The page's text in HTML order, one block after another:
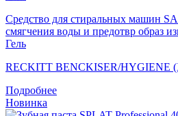
Средство для стиральных машин
смягчения воды и предотвр образ
Гель
RECKITT BENCKISER/HYGIENE
Подробнее
Новинка